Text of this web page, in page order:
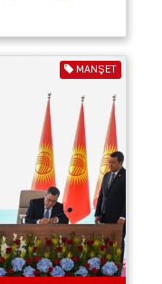
MANŞET